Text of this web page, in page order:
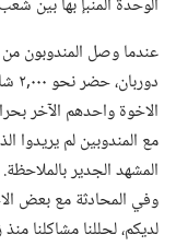
الوحدة المنبإ بها بين
عندما وصل المندوبون من
دوربان،‏ حضر نحو ٠٠٠‏,٢ شاهد محلي للترحيب بهم بترانيم
الاخوة واحدهم الآخر
مع المندوبين لم يريدوا
المشهد الجدير
وفي المحادثة مع بعض
لديكم،‏ لحللنا مشاكلنا